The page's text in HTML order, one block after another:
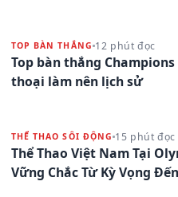
TOP BÀN THẮNG 12 phút đọc
Top bàn thắng
thoại làm nên lịch sử
THỂ THAO SÔI ĐỘNG 15 phút đọc
Thể Thao Việt Nam Tại
Vững Chắc Từ Kỳ Vọng